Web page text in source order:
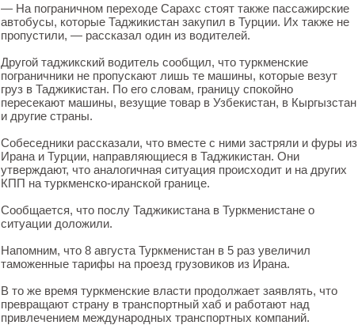
— На пограничном переходе Сарахс стоят также пассажирские
автобусы, которые Таджикистан закупил в Турции. Их также не
пропустили, — рассказал один из водителей.
Другой таджикский водитель сообщил, что туркменские
пограничники не пропускают лишь те машины, которые везут
груз в Таджикистан. По его словам, границу спокойно
пересекают машины, везущие товар в Узбекистан, в Кыргызстан
и другие страны.
Собеседники рассказали, что вместе с ними застряли и фуры из
Ирана и Турции, направляющиеся в Таджикистан. Они
утверждают, что аналогичная ситуация происходит и на других
КПП на туркменско-иранской границе.
Сообщается, что послу Таджикистана в Туркменистане о
ситуации доложили.
Напомним, что 8 августа Туркменистан в 5 раз увеличил
таможенные тарифы на проезд грузовиков из Ирана.
В то же время туркменские власти продолжает заявлять, что
превращают страну в транспортный хаб и работают над
привлечением международных транспортных компаний.